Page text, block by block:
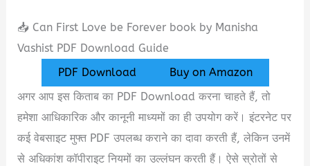
📥 Can First Love be Forever book by Manisha
Vashist PDF Download Guide
PDF Download
Buy on Amazon
अगर आप इस किताब का PDF Download करना चाहते हैं, तो
हमेशा आधिकारिक और कानूनी माध्यमों का ही उपयोग करें। इंटरनेट पर
कई वेबसाइट मुफ्त PDF उपलब्ध कराने का दावा करती हैं, लेकिन उनमें
से अधिकांश कॉपीराइट नियमों का उल्लंघन करती हैं। ऐसे स्रोतों से